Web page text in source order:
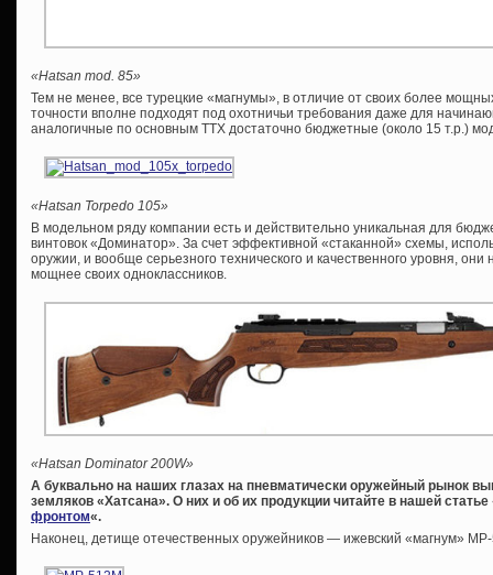
«Hatsan mod. 85»
Тем не менее, все турецкие «магнумы», в отличие от своих более
точности вполне подходят под охотничьи требования даже для
аналогичные по основным ТТХ достаточно бюджетные (около 15 т.р.)
«Hatsan Torpedo 105»
В модельном ряду компании есть и действительно уникальная для
винтовок «Доминатор». За счет эффективной «стаканной» схемы,
оружии, и вообще серьезного технического и качественного уровня,
мощнее своих одноклассников.
«Hatsan Dominator 200W»
А буквально на наших глазах на пневматически оружейный рынок
земляков «Хатсана». О них и об их продукции читайте в нашей статье
фронтом«.
Наконец, детище отечественных оружейников — ижевский «магнум»